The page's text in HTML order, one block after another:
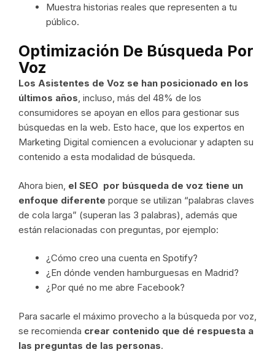
Muestra historias reales que representen a tu
público.
Optimización De Búsqueda Por
Voz
Los Asistentes de Voz se han posicionado en los
últimos años, incluso, más del 48% de los
consumidores se apoyan en ellos para gestionar sus
búsquedas en la web. Esto hace, que los expertos en
Marketing Digital comiencen a evolucionar y adapten su
contenido a esta modalidad de búsqueda.
Ahora bien, el SEO por búsqueda de voz tiene un
enfoque diferente porque se utilizan “palabras claves
de cola larga” (superan las 3 palabras), además que
están relacionadas con preguntas, por ejemplo:
¿Cómo creo una cuenta en Spotify?
¿En dónde venden hamburguesas en Madrid?
¿Por qué no me abre Facebook?
Para sacarle el máximo provecho a la búsqueda por voz,
se recomienda crear contenido que dé respuesta a
las preguntas de las personas.